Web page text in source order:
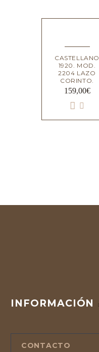
CASTELLANO
1920. MOD.
2204 LAZO
CORINTO.
159,00€
INFORMACIÓN
CONTACTO